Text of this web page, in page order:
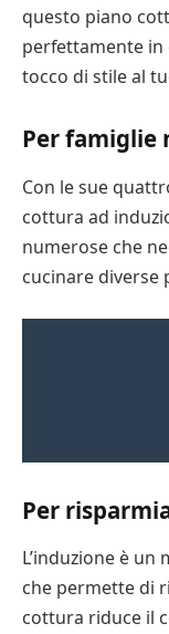
questo piano
perfettamente in
tocco di stile al
Per famiglie
Con le sue
cottura ad
numerose che
cucinare diverse
Per
L’induzione è
che permette di
cottura riduce il